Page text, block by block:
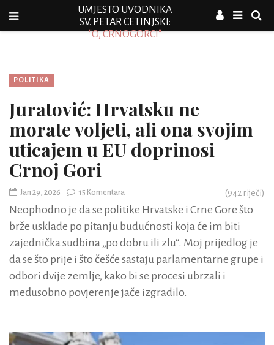
UMJESTO UVODNIKA
SV. PETAR CETINJSKI:
"O, CRNOGORCI"
POLITIKA
Juratović: Hrvatsku ne
morate voljeti, ali ona svojim
uticajem u EU doprinosi
Crnoj Gori
Jan 29, 2026 15 Komentara (942 riječi)
Neophodno je da se politike Hrvatske i Crne Gore što
brže usklade po pitanju budućnosti koja će im biti
zajednička sudbina „po dobru ili zlu“. Moj prijedlog je
da se što prije i što češće sastaju parlamentarne grupe i
odbori dvije zemlje, kako bi se procesi ubrzali i
međusobno povjerenje jače izgradilo.